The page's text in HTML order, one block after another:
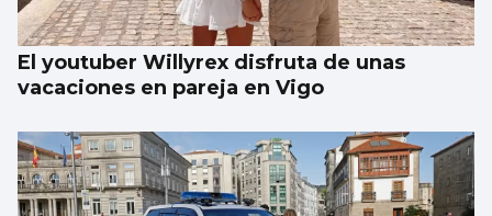
El youtuber Willyrex disfruta de unas
vacaciones en pareja en Vigo